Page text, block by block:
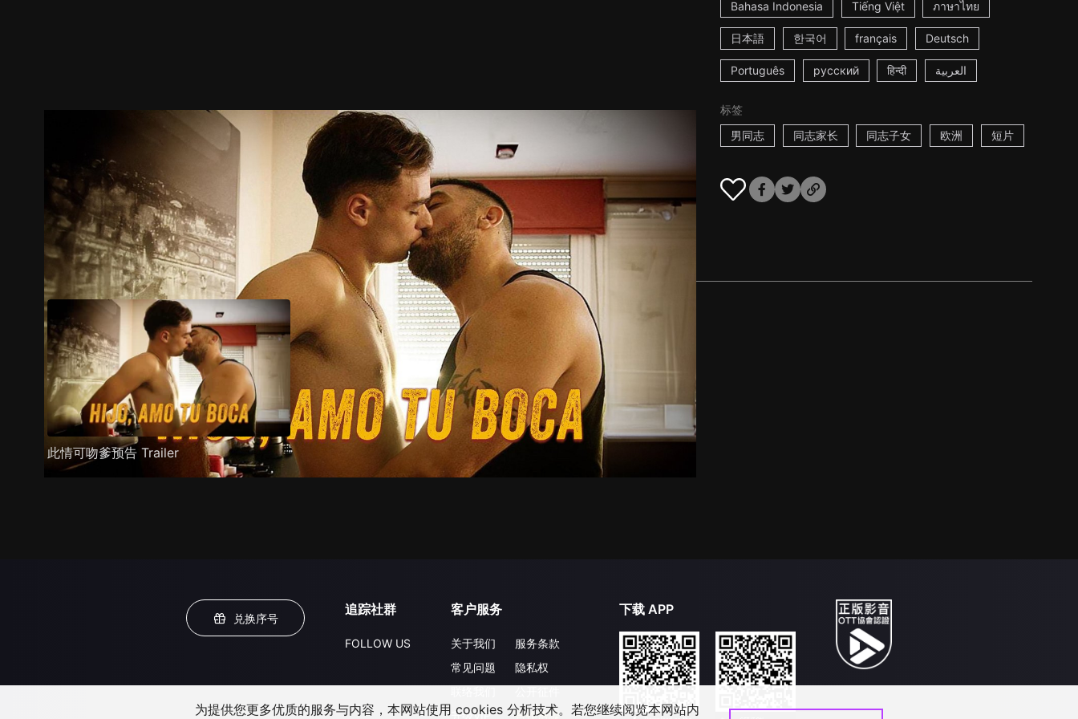
Bahasa Indonesia Tiếng Việt ภาษาไทย
日本語 한국어 français Deutsch
Português русский हिन्दी العربية
标签
男同志
同志家长 同志子女 欧洲 短片
预告 剧照 推荐影片 剧情介绍
此情可吻爹预告 Trailer
兑换序号
追踪社群
FOLLOW US
客户服务
关于我们
常见问题
升级VIP
服务条款
隐私权
合作洽談
下载 APP
为提供您更多优质的服务与内容，本网站使用 cookies 分析技术。若您继续阅览本网站内